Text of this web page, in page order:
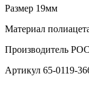
Размер 19мм
Материал
Производитель
Артикул 65-0119-